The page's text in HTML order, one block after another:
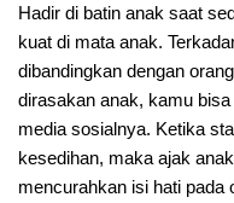
Hadir di batin anak saat
kuat di mata anak.
dibandingkan dengan
dirasakan anak, kamu
media sosialnya. Ketika
kesedihan, maka ajak
mencurahkan isi hati pada